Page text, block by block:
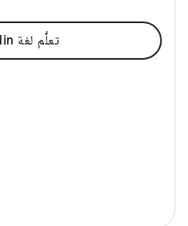
تعلُّم لغة Kotlin